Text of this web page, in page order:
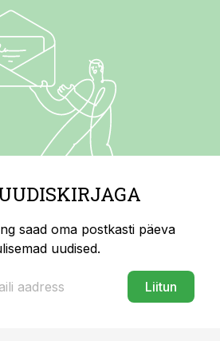
saad oma postkasti päeva
uudised.
Liitun